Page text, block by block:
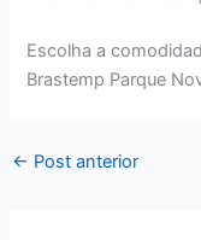
Escolha a
Brastemp Parque
← Post anterior